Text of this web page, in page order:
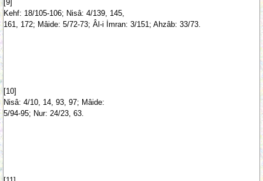
[9]
Kehf: 18/105-106; Nisâ: 4/139, 145,
161, 172; Mâide: 5/72-73; Âl-i İmran: 3/151; Ahzâb: 33/73.
[10]
Nisâ: 4/10, 14, 93, 97; Mâide:
5/94-95; Nur: 24/23, 63.